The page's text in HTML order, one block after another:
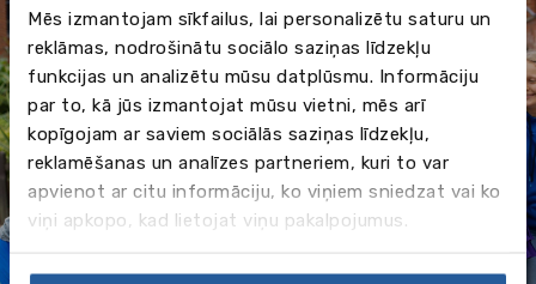
Mēs izmantojam sīkfailus, lai personalizētu saturu un
reklāmas, nodrošinātu sociālo saziņas līdzekļu
funkcijas un analizētu mūsu datplūsmu. Informāciju
par to, kā jūs izmantojat mūsu vietni, mēs arī
kopīgojam ar saviem sociālās saziņas līdzekļu,
reklamēšanas un analīzes partneriem, kuri to var
apvienot ar citu informāciju, ko viņiem sniedzat vai ko
viņi apkopo, kad lietojat viņu pakalpojumus.
Vasara 2026 - valodu
programmas ārzemēs